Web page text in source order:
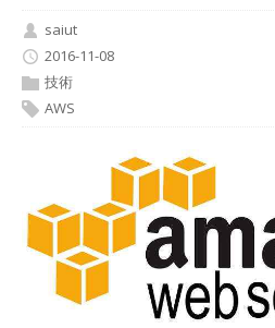
saiut
2016-11-08
技術
AWS